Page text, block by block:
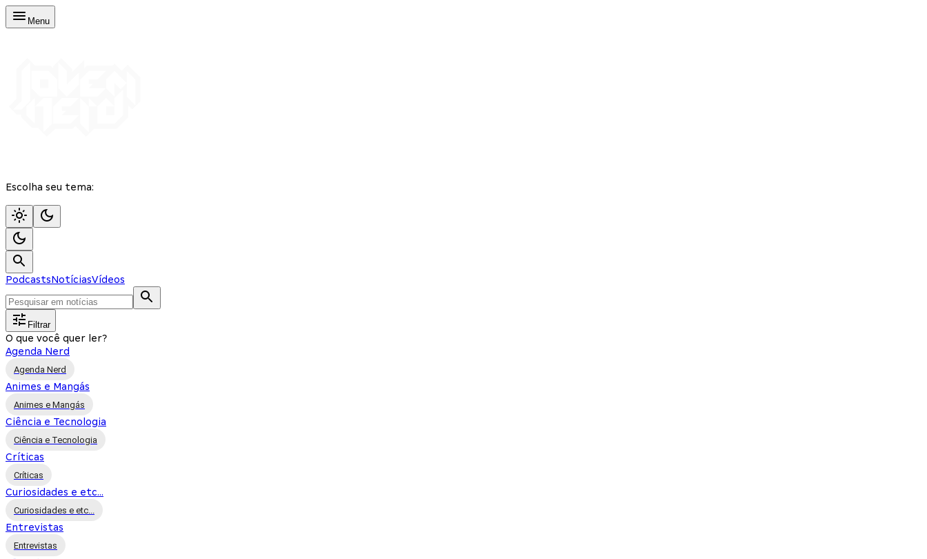
Menu
Escolha seu tema:
PodcastsNotíciasVídeos
Filtrar
O que você quer ler?
Agenda Nerd
Agenda Nerd
Animes e Mangás
Animes e Mangás
Ciência e Tecnologia
Ciência e Tecnologia
Críticas
Críticas
Curiosidades e etc...
Curiosidades e etc...
Entrevistas
Entrevistas